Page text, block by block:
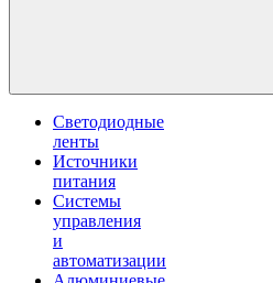
Светодиодные
ленты
Источники
питания
Системы
управления
и
автоматизации